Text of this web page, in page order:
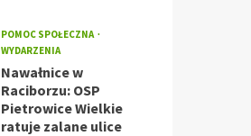
POMOC SPOŁECZNA
WYDARZENIA
Nawałnice w
Raciborzu: OSP
Pietrowice Wielkie
ratuje zalane ulice